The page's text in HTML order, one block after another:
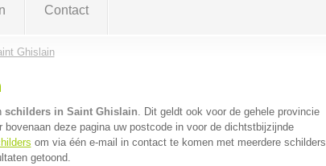
Contact
Ghislain
schilders in Saint Ghislain. Dit geldt ook voor de gehele provincie
bovenaan deze pagina uw postcode in voor de dichtstbijzijnde
om via één e-mail in contact te komen met meerdere schilders
getoond.